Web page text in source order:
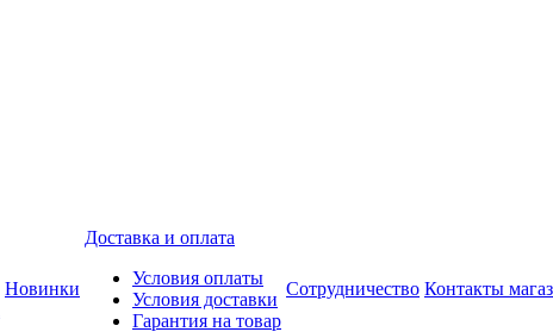
Новинки
Доставка и оплата
Условия оплаты
Условия доставки
Гарантия на товар
Сотрудничество Контакты